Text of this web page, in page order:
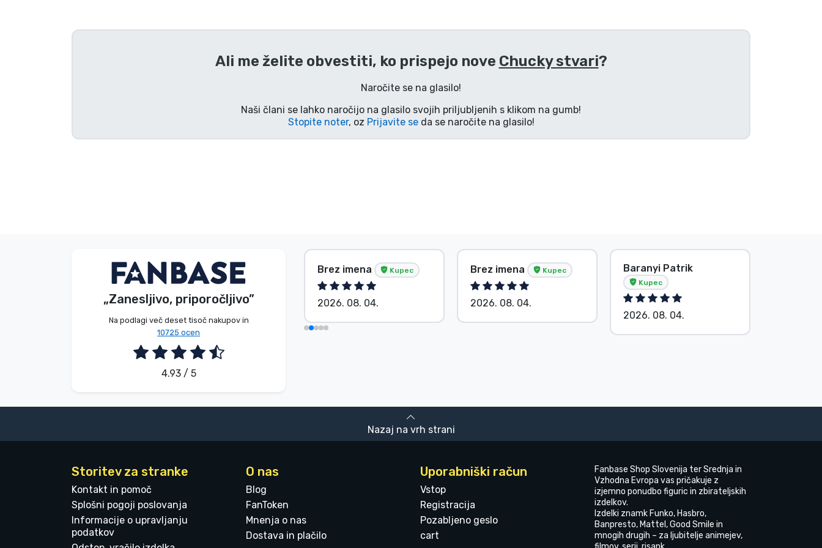
Ali me želite obvestiti, ko prispejo nove Chucky stvari?
Naročite se na glasilo!
Naši člani se lahko naročijo na glasilo svojih priljubljenih s klikom na gumb!
Stopite noter, oz Prijavite seda se naročite na glasilo!
„Zanesljivo, priporočljivo”
Na podlagi več deset tisoč nakupov in
10725 ocen
4.93 / 5
Brez imena Kupec
2026. 08. 05.
Brez imena Kupec
2026. 08. 04.
Brez imena Kupec
2026. 08. 04.
Baranyi Patrik
Kupec
2026. 08. 04.
Nazaj na vrh strani
Storitev za stranke
Kontakt in pomoč
Splošni pogoji poslovanja
Informacije o upravljanju
podatkov
O nas
Blog
FanToken
Mnenja o nas
Dostava in plačilo
Uporabniški račun
Vstop
Registracija
Pozabljeno geslo
cart
Fanbase Shop Slovenija ter Srednja in
Vzhodna Evropa vas pričakuje z
izjemno ponudbo figuric in zbirateljskih
izdelkov.
Izdelki znamk Funko, Hasbro,
Banpresto, Mattel, Good Smile in
mnogih drugih – za ljubitelje animejev,
Blagovne znamke